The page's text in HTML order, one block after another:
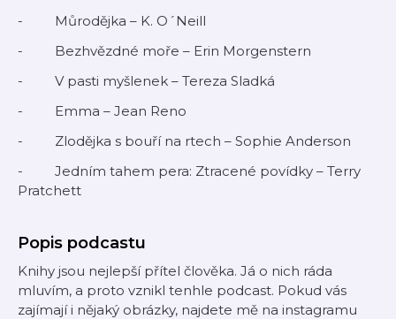
- Můrodějka – K. O´Neill
- Bezhvězdné moře – Erin Morgenstern
- V pasti myšlenek – Tereza Sladká
- Emma – Jean Reno
- Zlodějka s bouří na rtech – Sophie Anderson
- Jedním tahem pera: Ztracené povídky – Terry
Pratchett
Popis podcastu
Knihy jsou nejlepší přítel člověka. Já o nich ráda
mluvím, a proto vznikl tenhle podcast. Pokud vás
zajímají i nějaký obrázky, najdete mě na instagramu